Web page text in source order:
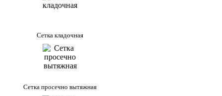
Сетка кладочная
Сетка просечно вытяжная